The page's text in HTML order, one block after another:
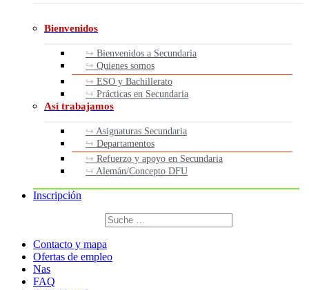
Bienvenidos
Bienvenidos a Secundaria
Quienes somos
ESO y Bachillerato
Prácticas en Secundaria
Así trabajamos
Asignaturas Secundaria
Departamentos
Refuerzo y apoyo en Secundaria
Alemán/Concepto DFU
Inscripción
Buscar
por:
Contacto y mapa
Ofertas de empleo
Nas
FAQ